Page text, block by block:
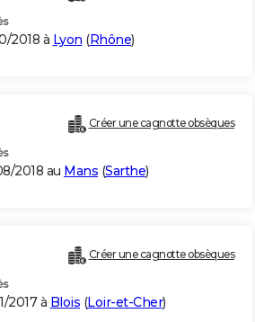
2018 à Lyon (Rhône)
Créer une cagnotte obsèques
2018 au Mans (Sarthe)
Créer une cagnotte obsèques
2017 à Blois (Loir-et-Cher)